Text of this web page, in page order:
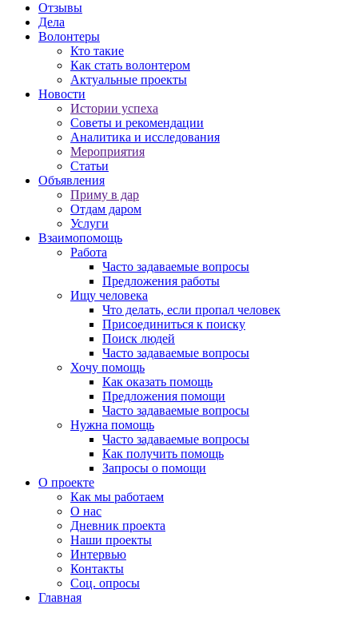
Отзывы
Дела
Волонтеры
Кто такие
Как стать волонтером
Актуальные проекты
Новости
Истории успеха
Советы и рекомендации
Аналитика и исследования
Мероприятия
Статьи
Объявления
Приму в дар
Отдам даром
Услуги
Взаимопомощь
Работа
Часто задаваемые вопросы
Предложения работы
Ищу человека
Что делать, если пропал человек
Присоединиться к поиску
Поиск людей
Часто задаваемые вопросы
Хочу помощь
Как оказать помощь
Предложения помощи
Часто задаваемые вопросы
Нужна помощь
Часто задаваемые вопросы
Как получить помощь
Запросы о помощи
О проекте
Как мы работаем
О нас
Дневник проекта
Наши проекты
Интервью
Контакты
Соц. опросы
Главная